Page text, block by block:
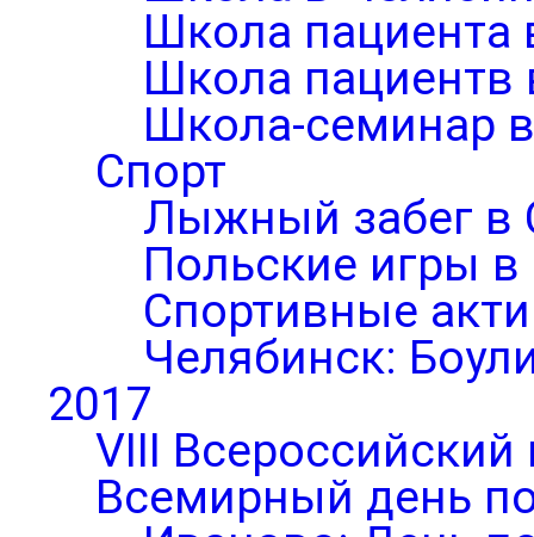
Школа пациента
Школа пациентв
Школа-семинар
Спорт
Лыжный забег в
Польские игры в
Спортивные
Челябинск:
2017
VIII Всероссийский
Всемирный день